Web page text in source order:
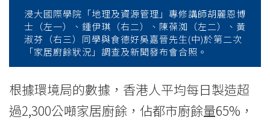
College
International
Education
浸大國際學院「地理及資源管理」專修講師胡麗恩博
士（左一）、鍾伊琪（右二）、陳葆洳（左二）、黃
淑芬（右三）同學與食德好吳嘉晉先生(中)於第二次
「家居廚餘狀況」調查及新聞發布會合照。
根據環境局的數據，香港人平均每日製造超
過2,300公噸家居廚餘，佔都市廚餘量65%，